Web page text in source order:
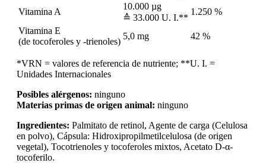
Vitamina A
10.000 µg
≙ 33.000 U. I.**
1.250 %
Vitamina E
(de tocoferoles y -trienoles)
5,0 mg 42 %
*VRN = valores de referencia de nutriente; **U. I. =
Unidades Internacionales
Posibles alérgenos: ninguno
Materias primas de origen animal: ninguno
Ingredientes: Palmitato de retinol, Agente de carga (Celulosa
en polvo), Cápsula: Hidroxipropilmetilcelulosa (de origen
vegetal), Tocotrienoles y tocoferoles mixtos, Acetato D-α-
tocoferilo.